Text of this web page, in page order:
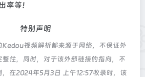
率等！
特别声明
Kedou视频解析都来源于网络，不保证外
整性，同时，对于该外部链接的指向，不
，在2024年5月3日 上午12:57收录时，该